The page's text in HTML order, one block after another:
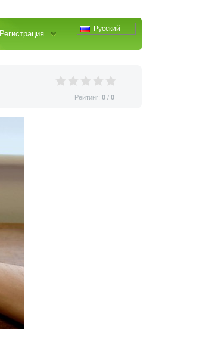
Русский
Регистрация
Рейтинг: 0/ 0